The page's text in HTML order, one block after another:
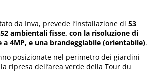
da Inva, prevede l’installazione di53
ambientali fisse, con la risoluzione di
a 4MP, e una brandeggiabile (orientabile).
posizionate nel perimetro dei giardini
ripresa dell’area verde della Tour du